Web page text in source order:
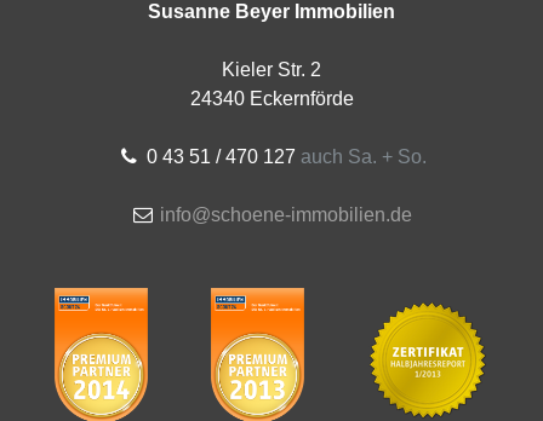
Susanne Beyer Immobilien
Kieler Str. 2
24340 Eckernförde
0 43 51 / 470 127 auch Sa. + So.
info@schoene-immobilien.de